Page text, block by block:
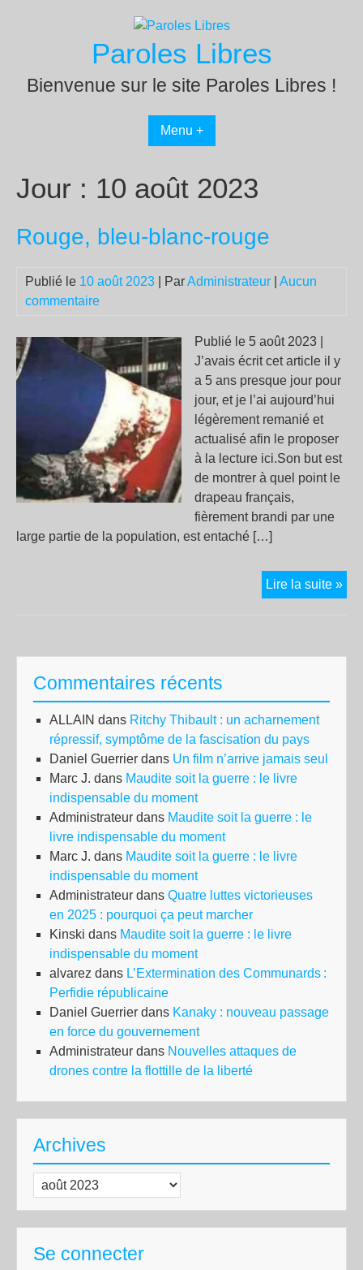
Paroles Libres
Bienvenue sur le site Paroles Libres !
Menu +
Jour : 10 août 2023
Rouge, bleu-blanc-rouge
Publié le 10 août 2023 | ParAdministrateur
Aucun
commentaire
Publié le 5 août 2023 |
J’avais écrit cet article il y
a 5 ans presque jour pour
jour, et je l’ai aujourd’hui
légèrement remanié et
actualisé afin le proposer
à la lecture ici.Son but est
de montrer à quel point le
drapeau français,
fièrement brandi par une
large partie de la population, est entaché […]
Lire la suite »
Commentaires récents
ALLAIN dans Ritchy Thibault : un acharnement
répressif, symptôme de la fascisation du pays
Daniel Guerrier dans Un film n’arrive jamais seul
Marc J. dans Maudite soit la guerre : le livre
indispensable du moment
Administrateur dans Maudite soit la guerre : le
livre indispensable du moment
Marc J. dans Maudite soit la guerre : le livre
indispensable du moment
Administrateur dans Quatre luttes victorieuses
en 2025 : pourquoi ça peut marcher
Kinski dans Maudite soit la guerre : le livre
indispensable du moment
alvarez dans L’Extermination des Communards :
Perfidie républicaine
Daniel Guerrier dans Kanaky : nouveau passage
en force du gouvernement
Administrateur dans Nouvelles attaques de
drones contre la flottille de la liberté
Archives
Archives
Se connecter